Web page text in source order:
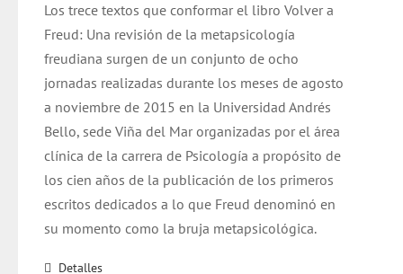
era:
$ 15.000.
es:
$ 13.000.
Los trece textos que conformar el libro Volver a
Freud: Una revisión de la metapsicología
freudiana surgen de un conjunto de ocho
jornadas realizadas durante los meses de agosto
a noviembre de 2015 en la Universidad Andrés
Bello, sede Viña del Mar organizadas por el área
clínica de la carrera de Psicología a propósito de
los cien años de la publicación de los primeros
escritos dedicados a lo que Freud denominó en
su momento como la bruja metapsicológica.
Detalles